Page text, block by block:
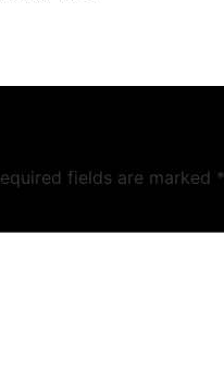
fields are marked *